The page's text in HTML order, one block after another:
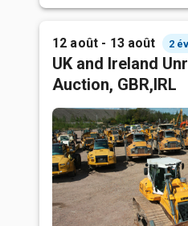
12 août - 13 août 2
UK and Ireland
Auction, GBR,IRL